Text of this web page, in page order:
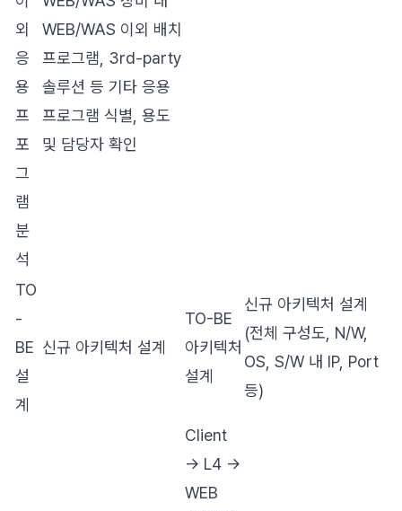
외
응
용
프
포
그
램
분
석
WEB/WAS 이외 배치
프로그램, 3rd-party
솔루션 등 기타 응용
프로그램 식별, 용도
및 담당자 확인
TO
-
BE
설
계
신규 아키텍처 설계
TO-BE
아키텍처
설계
신규 아키텍처 설계
(전체 구성도, N/W,
OS, S/W 내 IP, Port
등)
Client
→ L4 →
WEB